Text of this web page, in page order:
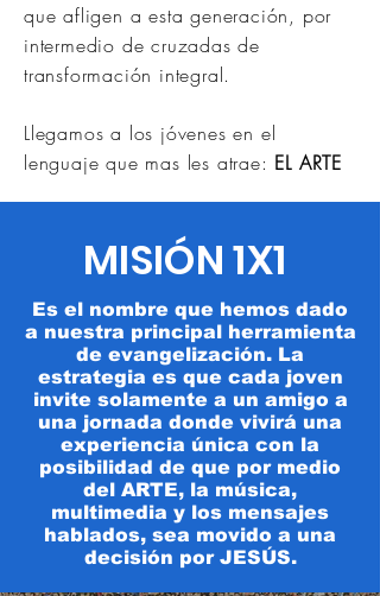
que afligen a esta generación, por
intermedio de cruzadas de
transformación integral.
Llegamos a los jóvenes en el
lenguaje que mas les atrae: EL ARTE
MISIÓN 1X1
Es el nombre que hemos dado
a nuestra principal herramienta
de evangelización. La
estrategia es que cada joven
invite solamente a un amigo a
una jornada donde vivirá una
experiencia única con la
posibilidad de que por medio
del ARTE, la música,
multimedia y los mensajes
hablados, sea movido a una
decisión por JESÚS.